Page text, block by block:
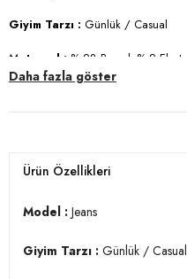
Giyim Tarzı : Günlük / Casual
Materyal : % 98 Pamuk % 2 Elastan
94 cm / Beden 31-32
Üretim Yeri :
Türkiye
3DE11124S80NAPOLI.12
Daha fazla göster
Ürün Özellikleri
Model : Jeans
Giyim Tarzı : Günlük / Casual